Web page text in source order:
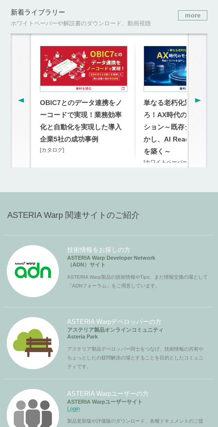
新着ライブラリー
ホワイトペーパーや解説書のダウンロード、動画視聴
more
OBIC7とのデータ連携をノ
ーコードで実現！業務効率
化と自動化を実現した導入
企業5社の成功事例
[カタログ]
単なる老朽化対策を超
ろ！AX時代のモダナイ
ション～既存システム
かし、AI Readyな連携
を築く～
[ホワイトペーパー]
ASTERIA Warp 関連サイトのご紹介
技術情報をお探しの方
ASTERIA Warp Developer Network
（ADN）サイト
ASTERIA Warp製品の技術情報やTips、また情報交換の場として
「ADNフォーラム」をご用意しています。
ASTERIA Warpデベロッパーの方
アステリア製品オンラインコミュニティ
Asteria Park
アステリア製品デベロッパー同士をつなげ、技術情報の共有や
ちょっとしたの疑問解決の場とすることを目的としたコミュニ
ティです。
ASTERIA Warpユーザーの方
ASTERIA Warpユーザーサイト
Login
製品更新版や評価版のダウンロード、各種ドキュメントのご提